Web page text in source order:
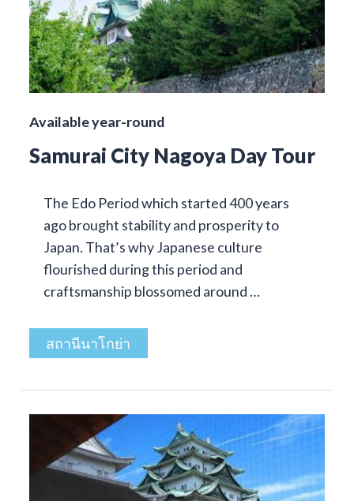
Available year-round
Samurai City Nagoya Day Tour
The Edo Period which started 400 years
ago brought stability and prosperity to
Japan. That’s why Japanese culture
flourished during this period and
craftsmanship blossomed around …
สถานีนาโกย่า